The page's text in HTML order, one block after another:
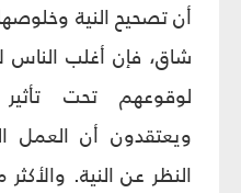
أن تصحيح النية
شاق، فإن أغلب الناس
لوقوعهم تحت
ويعتقدون أن
النظر عن النية.